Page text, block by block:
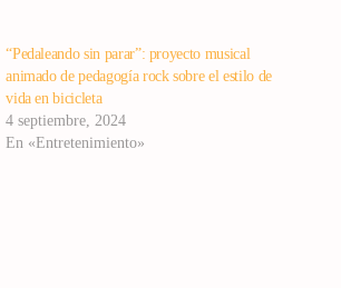
“Pedaleando sin parar”: proyecto musical
animado de pedagogía rock sobre el estilo de
vida en bicicleta
4 septiembre, 2024
En «Entretenimiento»